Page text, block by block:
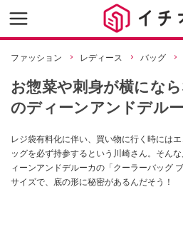
ファッション レディース バッグ
お惣菜や刺身が横にな
のディーンアンドデル
レジ袋有料化に伴い、買い物に行く時には
ッグを必ず持参するという川崎さん。そん
ィーンアンドデルーカの「クーラーバッグ
サイズで、底の形に秘密があるんだそう！